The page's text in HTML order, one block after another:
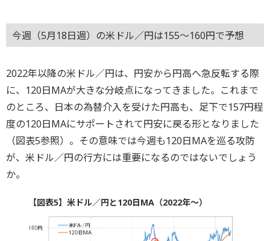
今週（5月18日週）の米ドル／円は155～160円で予想
2022年以降の米ドル／円は、円安から円高へ急反転する際
に、120日MAが大きな分岐点になってきました。これまで
のところ、日本の為替介入を受けた円高も、足下で157円程
度の120日MAにサポートされて円安に戻る形となりました
（図表5参照）。その意味では今週も120日MAを巡る攻防
が、米ドル／円の行方には重要になるのではないでしょう
か。
【図表5】米ドル／円と120日MA（2022年～）